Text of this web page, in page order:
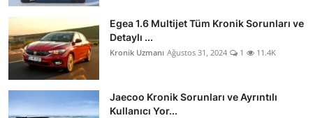
Egea 1.6 Multijet Tüm Kronik Sorunları ve
Detaylı ...
Kronik Uzmanı Ağustos 31, 2024 1 11.4K
Jaecoo Kronik Sorunları ve Ayrıntılı
Kullanıcı Yor...